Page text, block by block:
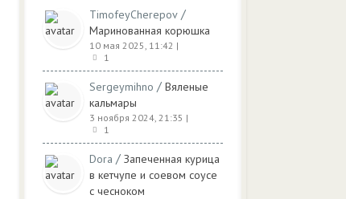
TimofeyCherepov /
Маринованная корюшка
10 мая 2025, 11:42 |
1
Sergeymihno / Вяленые
кальмары
3 ноября 2024, 21:35 |
1
Dora / Запеченная курица
в кетчупе и соевом соусе
с чесноком